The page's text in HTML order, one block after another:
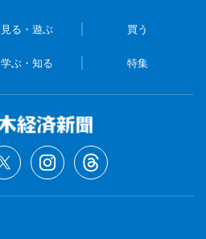
見る・遊ぶ 買う
学ぶ・知る 特集